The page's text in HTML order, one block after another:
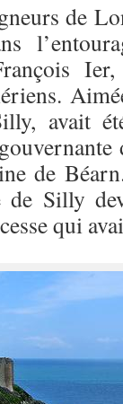
de
avait
de
Silly
qui